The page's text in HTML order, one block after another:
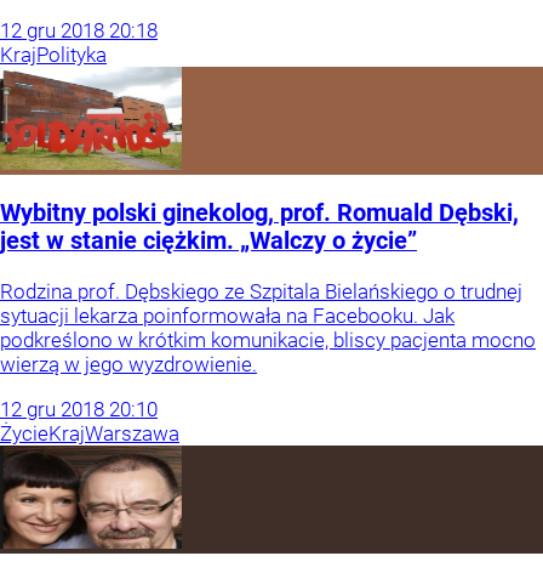
12 gru 2018 20:18
KrajPolityka
Wybitny polski ginekolog, prof. Romuald Dębski,
jest w stanie ciężkim. „Walczy o życie”
Rodzina prof. Dębskiego ze Szpitala Bielańskiego o trudnej
sytuacji lekarza poinformowała na Facebooku. Jak
podkreślono w krótkim komunikacie, bliscy pacjenta mocno
wierzą w jego wyzdrowienie.
12 gru 2018 20:10
ŻycieKrajWarszawa